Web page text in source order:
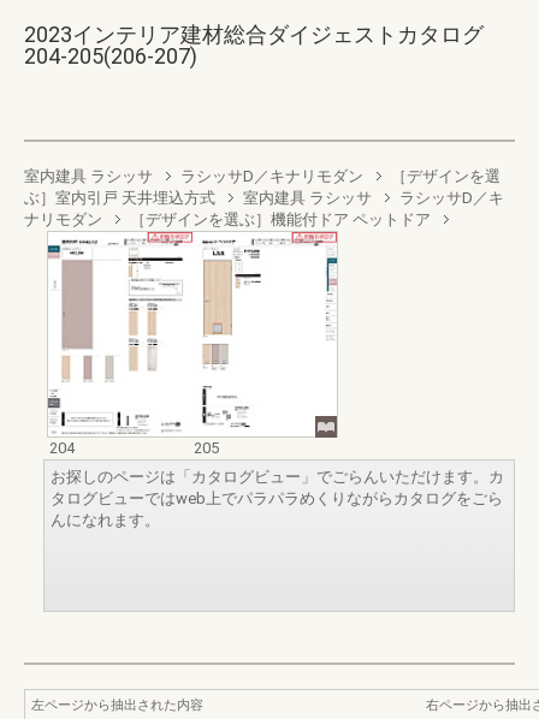
2023インテリア建材総合ダイジェストカタログ
204-205(206-207)
室内建具 ラシッサ ラシッサD／キナリモダン
［デザインを選
ぶ］室内引戸 天井埋込方式
室内建具 ラシッサ
ラシッサD／キ
ナリモダン
［デザインを選ぶ］機能付ドア ペットドア
204
205
お探しのページは「カタログビュー」でごらんいただけます。カ
タログビューではweb上でパラパラめくりながらカタログをごら
んになれます。
左ページから抽出された内容
右ページから抽出